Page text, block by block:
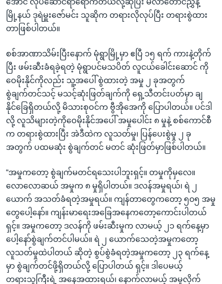
မြို့နယ် ဒုရဲမှူးဇော်မင်း သူဆိုက တရားလိုလုပ်ပြီး တရားစွဲထား
တာဖြစ်ပါတယ်။
စစ်အာဏာသိမ်းပြီးနောက် မုံရွာမြို့မှာ ဧပြီ ၁၅ ရက် ကားနဲ့တိုက်
ပြီး ဖမ်းဆီးခံရခဲ့ရတဲ့ မုံရွာပင်မသပိတ် လူငယ်ခေါင်းဆောင် ကို
ဝေမိုးနိုင်ကိုလည်း သူ့အပေါ် စွဲထားတဲ့ အမှု ၂ ခုအတွက်
စွဲချက်တင်သင့် မသင့်ဆုံးဖြတ်ချက်ကို ရှေ့သီတင်းပတ်မှာ ချ
နိုင်ခြေရှိတယ်လို့ မိသားစုဝင်က ဗွီအိုအေကို ပြောပါတယ်။ ပင်ဒါ
လို့ လူသိများတဲ့ကိုဝေမိုးနိုင်အပေါ် အမှုပေါင်း ၈ မှုနဲ့ စစ်ကောင်စီ
က တရားစွဲထားပြီး အဲဒီထဲက လူသတ်မှု၊ ပြန်ပေးစွဲမှု ၂ ခု
အတွက် ပထမဆုံး စွဲချက်တင် မတင် ဆုံးဖြတ်မှာဖြစ်ပါတယ်။
“အမှုကတော့ စွဲချက်မတင်ရသေးပါဘူးရှင့်။ တမှုကိုမှလေ။
လောလောဆယ် အမှုက ၈ မှုရှိပါတယ်။ ဒလန်အမှုရယ်၊ ရဲ ၂
ယောက် အသတ်ခံရတဲ့အမှုရယ်။ ကျန်တာတွေကတော့ ၅၀၅ အမှု
တွေပေါ့နော်။ ကျန်းမာရေးအခြေအနေကတော့ကောင်းပါတယ်
ရှင့်။ အမှုကတော့ ဒလန်ကို ဖမ်းဆီးမှုက လာမယ့် ၂၁ ရက်နေ့မှာ
ပေါ့နော်စွဲချက်တင်ပါမယ်။ ရဲ ၂ ယောက်သေတဲ့အမှုကတော့
လူသတ်မှုထဲပါတယ် ဆိုတဲ့ စွပ်စွဲခံရတဲ့အမှုကတော့ ၂၃ ရက်နေ့
မှာ စွဲချက်တင်ဖို့ရှိတယ်လို့ ပြောပါတယ် ရှင့်။ ဒါပေမယ့်
တရားသူကြီးရဲ့ အနေအထားရယ်၊ နောက်လာမယ့် အမှုလိုက်